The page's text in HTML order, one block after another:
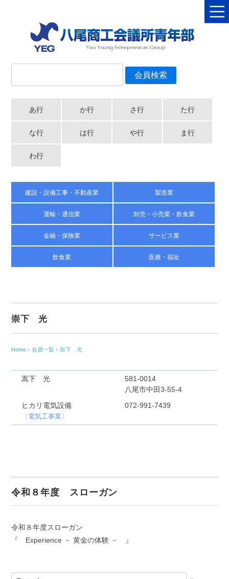
あ行 か行 さ行 た行
な行 は行 や行 ま行
わ行
建設・設備工事・不動産業 製造業
運輸・通信業 卸売・小売業・飲食業
金融・保険業 サービス業
飲食業 医療・福祉
崇下 光
Home › 会員一覧 › 崇下 光
嵩下 光
581-0014
八尾市中田3-55-4
ヒカリ電気設備
〔電気工事業〕
072-991-7439
令和８年度 スローガン
令和８年度スローガン
『 Experience － 黄金の体験 － 』